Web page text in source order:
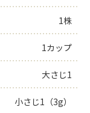
1株
1カップ
大さじ1
小さじ1（3g）